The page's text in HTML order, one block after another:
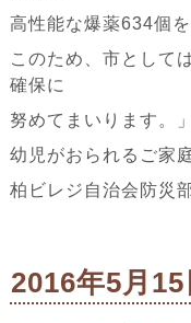
高性能な爆薬634個
このため、市として
確保に
努めてまいります。」
幼児がおられるご家
柏ビレジ自治会防災
2016年5月